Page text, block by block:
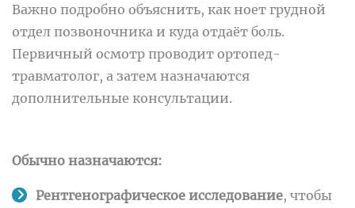
Важно подробно объяснить, как ноет грудной
отдел позвоночника и куда отдаёт боль.
Первичный осмотр проводит ортопед-
травматолог, а затем назначаются
дополнительные консультации.
Обычно назначаются:
Рентгенографическое исследование, чтобы